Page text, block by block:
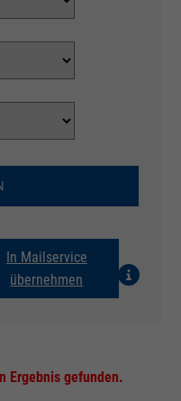
In Mailservice
übernehmen
Ergebnis gefunden.